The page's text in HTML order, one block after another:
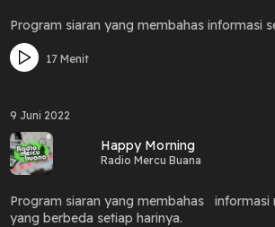
Program siaran yang membahas informasi
17 Menit
9 Juni 2022
Happy Morning
Radio Mercu Buana
Program siaran yang membahas
yang berbeda setiap harinya.